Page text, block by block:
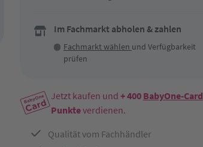
Im Fachmarkt abholen & zahlen
Fachmarkt wählen und Verfügbarkeit
prüfen
Jetzt kaufen und + 400 BabyOne-Card
Punkteverdienen.
Qualität vom Fachhändler